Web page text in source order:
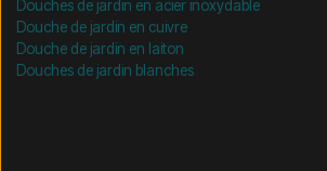
Douches de jardin en acier inoxydable
Douche de jardin en cuivre
Douche de jardin en laiton
Douches de jardin blanches